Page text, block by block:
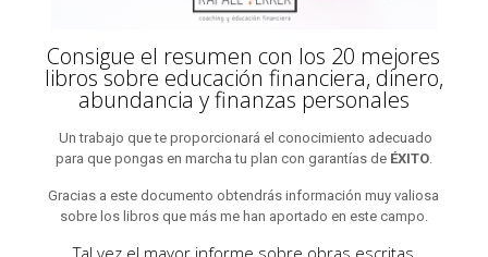
Consigue el resumen con los 20 mejores
libros sobre educación financiera, dinero,
abundancia y finanzas personales
Un trabajo que te proporcionará el conocimiento adecuado
para que pongas en marcha tu plan con garantías de ÉXITO.
Gracias a este documento obtendrás información muy valiosa
sobre los libros que más me han aportado en este campo.
Tal vez el mayor informe sobre obras escritas